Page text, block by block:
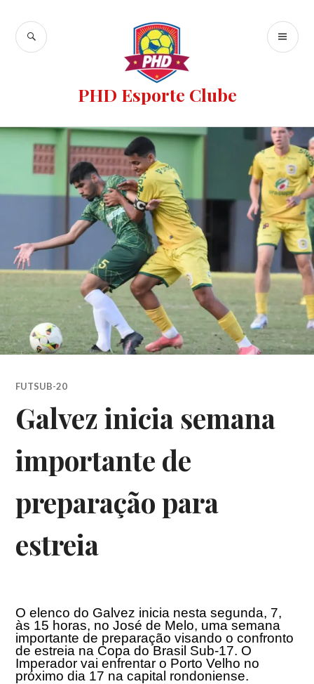
PHD Esporte Clube
FUTSUB-20
Galvez inicia semana
importante de
preparação para
estreia
O elenco do Galvez inicia nesta segunda, 7,
às 15 horas, no José de Melo, uma semana
importante de preparação visando o confronto
de estreia na Copa do Brasil Sub-17. O
Imperador vai enfrentar o Porto Velho no
próximo dia 17 na capital rondoniense.